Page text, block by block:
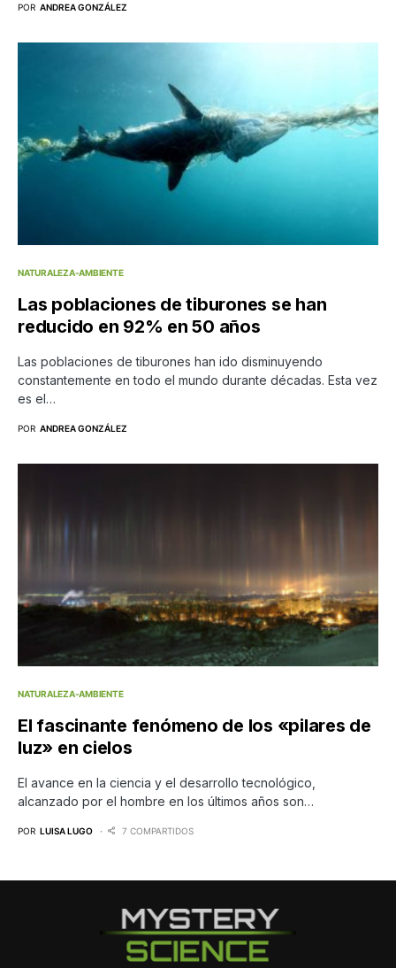
POR ANDREA GONZÁLEZ
NATURALEZA-AMBIENTE
Las poblaciones de tiburones se han
reducido en 92% en 50 años
Las poblaciones de tiburones han ido disminuyendo
constantemente en todo el mundo durante décadas. Esta vez
es el…
POR ANDREA GONZÁLEZ
NATURALEZA-AMBIENTE
El fascinante fenómeno de los «pilares de
luz» en cielos
El avance en la ciencia y el desarrollo tecnológico,
alcanzado por el hombre en los últimos años son…
POR LUISA LUGO 7 COMPARTIDOS